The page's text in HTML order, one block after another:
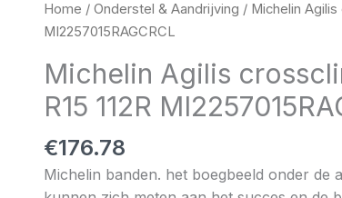
Home / Onderstel & Aandrijving / Michelin Agilis
MI2257015RAGCRCL
Michelin Agilis
R15 112R
€176.78
Michelin banden. het boegbeeld onder de